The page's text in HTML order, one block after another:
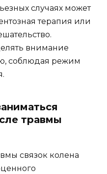
случаях может
терапия или
внимание
соблюдая режим
травмы
связок колена